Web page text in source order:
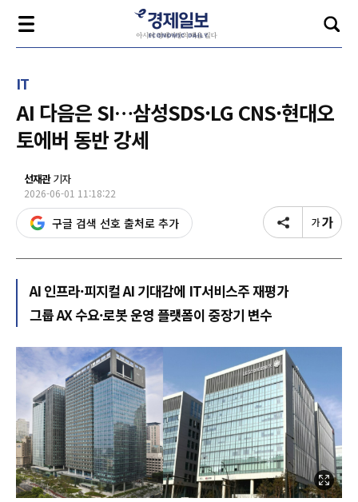
IT
AI 다음은 SI…삼성SDS·LG CNS·현대오
토에버 동반 강세
선재관기자
2026-06-01 11:18:22
구글 검색 선호 출처로 추가
AI 인프라·피지컬 AI 기대감에 IT서비스주 재평가
그룹 AX 수요·로봇 운영 플랫폼이 중장기 변수